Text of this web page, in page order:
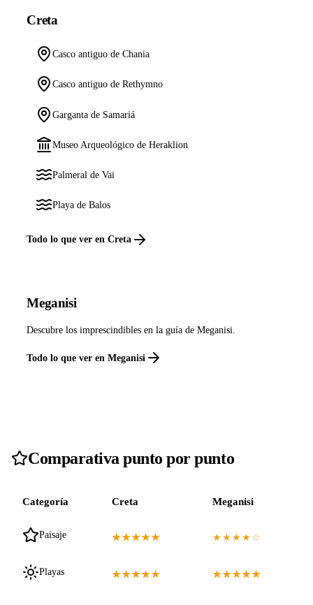
Creta
Casco antiguo de Chania
Casco antiguo de Rethymno
Garganta de Samariá
Museo Arqueológico de Heraklion
Palmeral de Vai
Playa de Balos
Todo lo que ver en Creta
Meganisi
Descubre los imprescindibles en la guía de Meganisi.
Todo lo que ver en Meganisi
Comparativa punto por punto
Categoría Creta Meganisi
Paisaje ★★★★★ ★★★★☆
Playas ★★★★★ ★★★★★